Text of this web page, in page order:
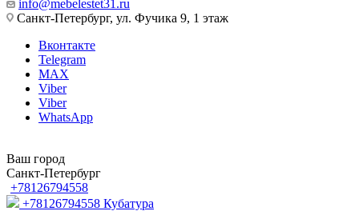
info@mebelestet31.ru
Санкт-Петербург, ул. Фучика 9, 1 этаж
Вконтакте
Telegram
MAX
Viber
Viber
WhatsApp
Ваш город
Санкт-Петербург
+78126794558
+78126794558 Кубатура